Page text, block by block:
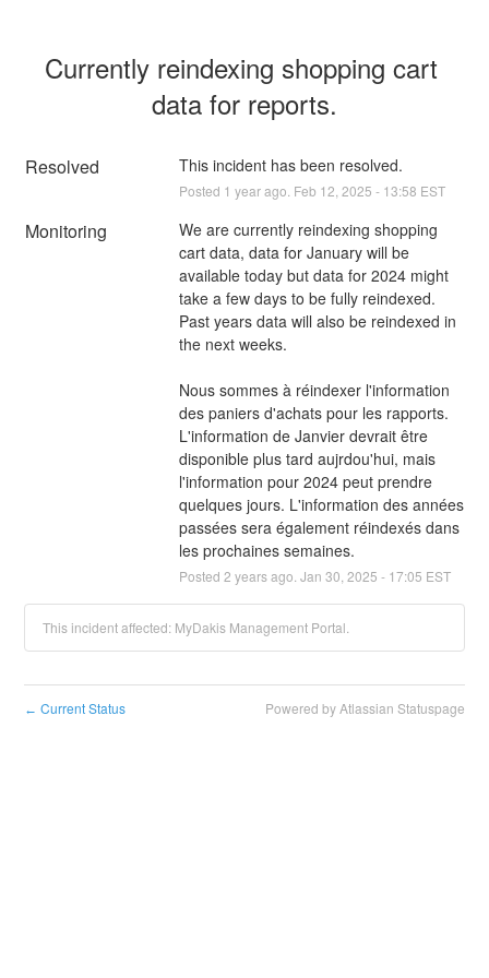
Currently reindexing shopping cart
data for reports.
Resolved This incident has been resolved.
Posted 1 year ago. Feb 12 2025 - 13:58 EST
Monitoring
We are currently reindexing shopping
cart data, data for January will be
available today but data for 2024 might
take a few days to be fully reindexed.
Past years data will also be reindexed in
the next weeks.
Nous sommes à réindexer l'information
des paniers d'achats pour les rapports.
L'information de Janvier devrait être
disponible plus tard aujrdou'hui, mais
l'information pour 2024 peut prendre
quelques jours. L'information des années
passées sera également réindexés dans
les prochaines semaines.
Posted 2 years ago. Jan 30 2025 - 17:05 EST
This incident affected: MyDakis Management Portal.
← Current Status Powered by Atlassian Statuspage